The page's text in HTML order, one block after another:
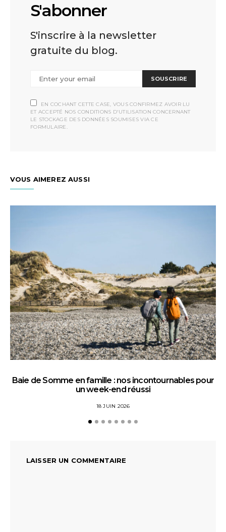
S'abonner
S'inscrire à la newsletter
gratuite du blog.
SOUSCRIRE
EN COCHANT CETTE CASE, VOUS CONFIRMEZ AVOIR LU
ET ACCEPTÉ NOS CONDITIONS D'UTILISATION CONCERNANT
LE STOCKAGE DES DONNÉES SOUMISES VIA CE
FORMULAIRE.
VOUS AIMEREZ AUSSI
Baie de Somme en famille : nos incontournables pour
un week-end réussi
18 JUIN 2026
LAISSER UN COMMENTAIRE